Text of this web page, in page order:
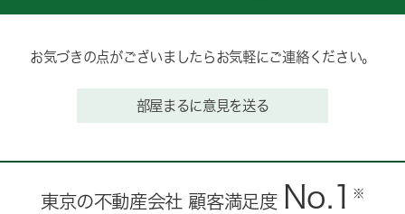
お気づきの点がございましたらお気軽にご連絡ください。
部屋まるに意見を送る
東京の不動産会社 顧客満足度 No.1 ※